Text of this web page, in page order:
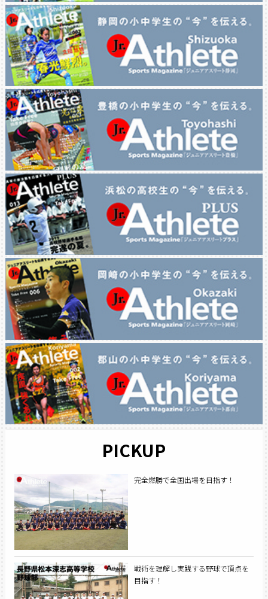
PICKUP
完全燃勝で全国出場を目指す！
戦術を理解し実践する野球で頂点を
目指す！